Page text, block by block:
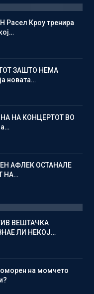
Кроу тренира
ЗАШТО НЕМА
новата…
НА КОНЦЕРТОТ ВО
АФЛЕК ОСТАНАЛЕ
НА…
ВЕШТАЧКА
ЛИ НЕКОЈ…
на момчето